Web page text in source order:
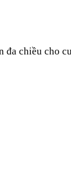
chiều cho